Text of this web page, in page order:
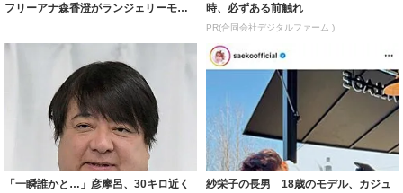
フリーアナ森香澄がランジェリーモデ
時、必ずある前触れ
PR(合同会社デジタルファーム )
「一瞬誰かと…」彦摩呂、30キロ近く
紗栄子の長男 18歳のモデル、カジュ